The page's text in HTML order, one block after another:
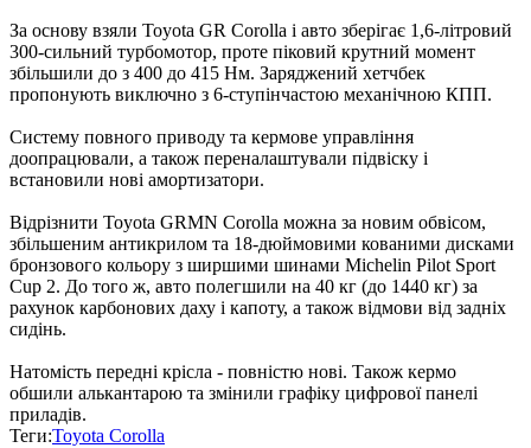
За основу взяли Toyota GR Corolla і авто зберігає 1,6-літровий
300-сильний турбомотор, проте піковий крутний момент
збільшили до з 400 до 415 Нм. Заряджений хетчбек
пропонують виключно з 6-ступінчастою механічною КПП.
Систему повного приводу та кермове управління
доопрацювали, а також переналаштували підвіску і
встановили нові амортизатори.
Відрізнити Toyota GRMN Corolla можна за новим обвісом,
збільшеним антикрилом та 18-дюймовими кованими дисками
бронзового кольору з ширшими шинами Michelin Pilot Sport
Cup 2. До того ж, авто полегшили на 40 кг (до 1440 кг) за
рахунок карбонових даху і капоту, а також відмови від задніх
сидінь.
Натомість передні крісла - повністю нові. Також кермо
обшили алькантарою та змінили графіку цифрової панелі
приладів.
Теги:Toyota Corolla